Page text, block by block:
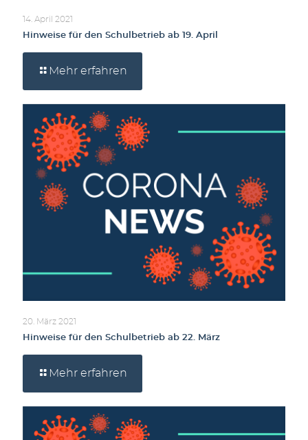
14. April 2021
Hinweise für den Schulbetrieb ab 19. April
Mehr erfahren
20. März 2021
Hinweise für den Schulbetrieb ab 22. März
Mehr erfahren